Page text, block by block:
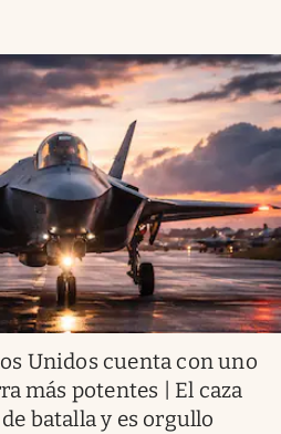
Unidos cuenta con uno
más potentes | El caza
batalla y es orgullo